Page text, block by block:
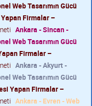
Web Tasarımın Gücü
Firmalar –
Ankara - Sincan -
Web Tasarımın Gücü
Firmalar –
Ankara - Akyurt -
Web Tasarımın Gücü
Yapan Firmalar –
Ankara - Evren - Web